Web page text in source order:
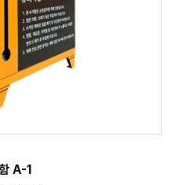
A-1